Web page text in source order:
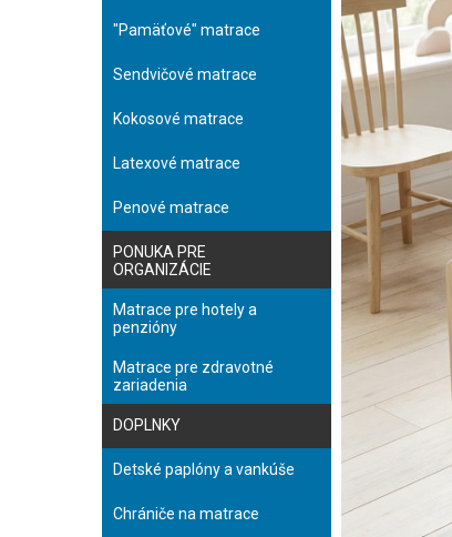
"Pamäťové" matrace
Sendvičové matrace
Kokosové matrace
Latexové matrace
Penové matrace
PONUKA PRE
ORGANIZÁCIE
Matrace pre hotely a
penzióny
Matrace pre zdravotné
zariadenia
DOPLNKY
Detské paplóny a vankúše
Chrániče na matrace